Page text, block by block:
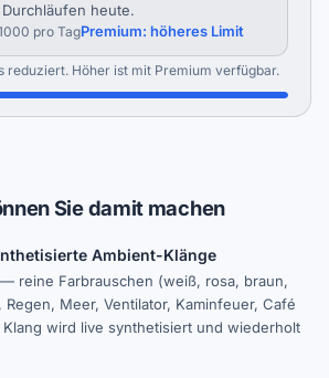
Durchläufen heute.
pro TagPremium: höheres Limit
reduziert. Höher ist mit Premium verfügbar.
Sie damit machen
Ambient-Klänge
reine Farbrauschen (weiß, rosa, braun,
Meer, Ventilator, Kaminfeuer, Café
wird live synthetisiert und wiederholt